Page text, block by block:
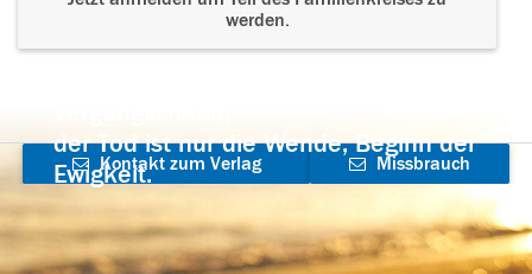
werden.
der Tod ist nur die Wende, Beginn der
Ewigkeit.
Kontakt zum Verlag
aufnehmen
Missbrauch